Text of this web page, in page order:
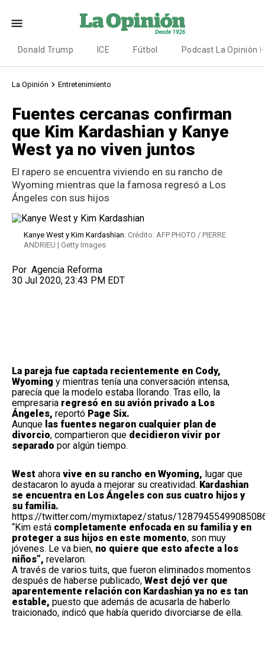
Donald Trump ICE Fútbol Podcast La Opinión
La Opinión Entretenimiento
Fuentes cercanas confirman
que Kim Kardashian y Kanye
West ya no viven juntos
El rapero se encuentra viviendo en su rancho de
Wyoming mientras que la famosa regresó a Los
Ángeles con sus hijos
Kanye West y Kim Kardashian. Crédito: AFP PHOTO / PIERRE
ANDRIEU | Getty Images
Por Agencia Reforma
30 Jul 2020, 23:43 PM EDT
La pareja fue captada recientemente en Cody,
Wyoming y mientras tenía una conversación intensa,
parecía que la modelo estaba llorando. Tras ello, la
empresaria regresó en su avión privado a Los
Ángeles, reportó Page Six.
Aunque las fuentes negaron cualquier plan de
divorcio, compartieron que decidieron vivir por
separado por algún tiempo.
West ahora vive en su rancho en Wyoming, lugar que
destacaron lo ayuda a mejorar su creatividad. Kardashian
se encuentra en Los Ángeles con sus cuatro hijos y
su familia.
https://twitter.com/mymixtapez/status/
“Kim está completamente enfocada en su familia y en
proteger a sus hijos en este momento, son muy
jóvenes. Le va bien, no quiere que esto afecte a los
niños”, revelaron.
A través de varios tuits, que fueron eliminados momentos
después de haberse publicado, West dejó ver que
aparentemente relación con Kardashian ya no es tan
estable, puesto que además de acusarla de haberlo
traicionado, indicó que había querido divorciarse de ella.